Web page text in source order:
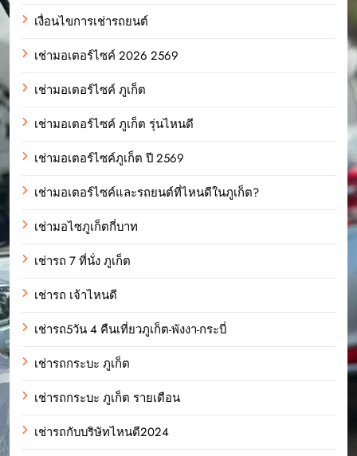
เงื่อนไขการเช่ารถยนต์
เช่ามอเตอร์ไซค์ 2026 2569
เช่ามอเตอร์ไซค์ ภูเก็ต
เช่ามอเตอร์ไซค์ ภูเก็ต รุ่นไหนดี
เช่ามอเตอร์ไซค์ภูเก็ต ปี 2569
เช่ามอเตอร์ไซค์และรถยนต์ที่ไหนดีในภูเก็ต?
เช่ามอไซภูเก็ตกี่บาท
เช่ารถ 7 ที่นั่ง ภูเก็ต
เช่ารถ เจ้าไหนดี
เช่ารถ5วัน 4 คืนเที่ยวภูเก็ต-พังงา-กระบี่
เช่ารถกระบะ ภูเก็ต
เช่ารถกระบะ ภูเก็ต รายเดือน
เช่ารถกับบริษัทไหนดี2024